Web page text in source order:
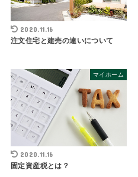
2020.11.16
注文住宅と建売の違いについて
マイホーム
2020.11.16
固定資産税とは？